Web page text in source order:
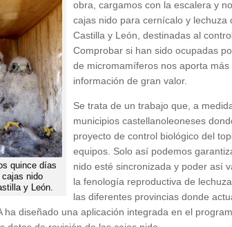
quince días
nido
y León.
obra, cargamos con la escalera y
cajas nido para cernícalo y lechuza
Castilla y León, destinadas al
Comprobar si han sido ocupadas
de micromamíferos nos aporta
información de gran valor.
Se trata de un trabajo que, a
municipios castellanoleoneses
proyecto de control biológico del
equipos. Solo así podemos
nido esté sincronizada y poder así
la fenología reproductiva de
las diferentes provincias donde
ha diseñado una aplicación integrada en el